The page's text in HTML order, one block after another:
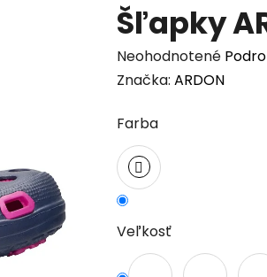
Šľapky
Priemerné
hodnotenie
je
0,0
z
5
hviezdičiek.
Neohodnotené
Značka: ARDON
Farba
Veľkosť